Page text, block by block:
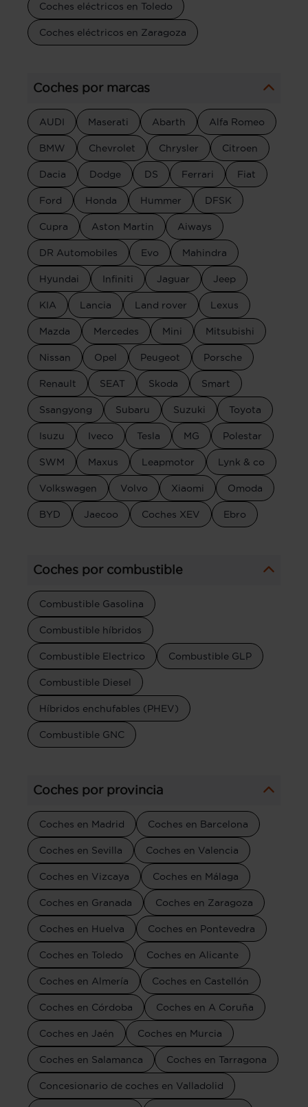
Coches eléctricos en Toledo
Coches eléctricos en Zaragoza
Coches por marcas
AUDI Maserati Abarth Alfa Romeo
BMW Chevrolet Chrysler Citroen
Dacia Dodge DS Ferrari Fiat
Ford Honda Hummer DFSK
Cupra Aston Martin Aiways
DR Automobiles Evo Mahindra
Hyundai Infiniti Jaguar Jeep
KIA Lancia Land rover Lexus
Mazda Mercedes Mini Mitsubishi
Nissan Opel Peugeot Porsche
Renault SEAT Skoda Smart
Ssangyong Subaru Suzuki Toyota
Isuzu Iveco Tesla MG Polestar
SWM Maxus Leapmotor Lynk & co
Volkswagen Volvo Xiaomi Omoda
BYD Jaecoo Coches XEV Ebro
Coches por combustible
Combustible Gasolina
Combustible híbridos
Combustible Electrico Combustible GLP
Combustible Diesel
Híbridos enchufables (PHEV)
Combustible GNC
Coches por provincia
Coches en Madrid Coches en Barcelona
Coches en Sevilla Coches en Valencia
Coches en Vizcaya Coches en Málaga
Coches en Granada Coches en Zaragoza
Coches en Huelva Coches en Pontevedra
Coches en Toledo Coches en Alicante
Coches en Almería Coches en Castellón
Coches en Córdoba Coches en A Coruña
Coches en Jaén Coches en Murcia
Coches en Salamanca Coches en Tarragona
Concesionario de coches en Valladolid